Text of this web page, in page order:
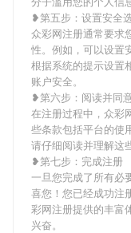
❥第五步：设置安全
众彩网注册通常要求
性。例如，可以设置
根据系统的提示设置
账户安全。
❥第六步：阅读并同
在注册过程中，众彩
些条款包括平台的使
请仔细阅读并理解这
❥第七步：完成注册
一旦您完成了所有必
喜您！您已经成功注
彩网注册提供的丰富
兴奋。